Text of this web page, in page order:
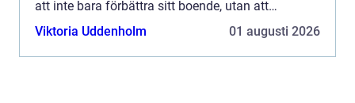
att inte bara förbättra sitt boende, utan att
verkligen f&oum...
Viktoria Uddenholm 01 augusti 2026